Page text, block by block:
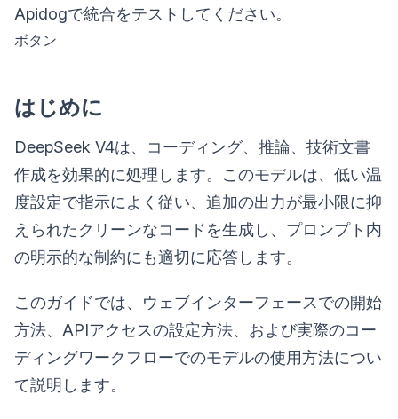
Apidogで統合をテストしてください。
ボタン
はじめに
DeepSeek V4は、コーディング、推論、技術文書
作成を効果的に処理します。このモデルは、低い温
度設定で指示によく従い、追加の出力が最小限に抑
えられたクリーンなコードを生成し、プロンプト内
の明示的な制約にも適切に応答します。
このガイドでは、ウェブインターフェースでの開始
方法、APIアクセスの設定方法、および実際のコー
ディングワークフローでのモデルの使用方法につい
て説明します。